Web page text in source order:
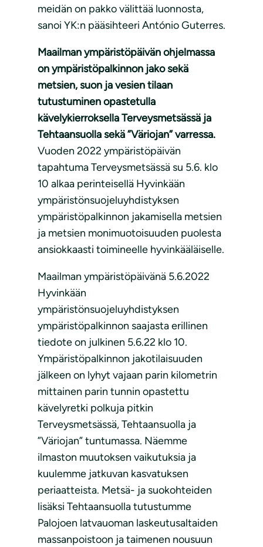
meidän on pakko välittää luonnosta,
sanoi YK:n pääsihteeri António Guterres.
Maailman ympäristöpäivän ohjelmassa
on ympäristöpalkinnon jako sekä
metsien, suon ja vesien tilaan
tutustuminen opastetulla
kävelykierroksella Terveysmetsässä ja
Tehtaansuolla sekä ”Väriojan” varressa.
Vuoden 2022 ympäristöpäivän
tapahtuma Terveysmetsässä su 5.6. klo
10 alkaa perinteisellä Hyvinkään
ympäristönsuojeluyhdistyksen
ympäristöpalkinnon jakamisella metsien
ja metsien monimuotoisuuden puolesta
ansiokkaasti toimineelle hyvinkääläiselle.
Maailman ympäristöpäivänä 5.6.2022
Hyvinkään
ympäristönsuojeluyhdistyksen
ympäristöpalkinnon saajasta erillinen
tiedote on julkinen 5.6.22 klo 10.
Ympäristöpalkinnon jakotilaisuuden
jälkeen on lyhyt vajaan parin kilometrin
mittainen parin tunnin opastettu
kävelyretki polkuja pitkin
Terveysmetsässä, Tehtaansuolla ja
”Väriojan” tuntumassa. Näemme
ilmaston muutoksen vaikutuksia ja
kuulemme jatkuvan kasvatuksen
periaatteista. Metsä- ja suokohteiden
lisäksi Tehtaansuolla tutustumme
Palojoen latvauoman laskeutusaltaiden
massanpoistoon ja taimenen nousuun